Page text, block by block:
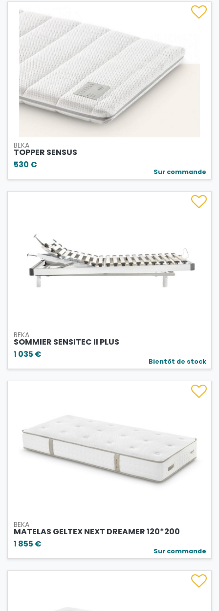
BEKA
TOPPER SENSUS
530 €
Sur commande
BEKA
SOMMIER SENSITEC II PLUS
1 035 €
Bientôt de stock
BEKA
MATELAS GELTEX NEXT DREAMER 120*200
1 855 €
Sur commande